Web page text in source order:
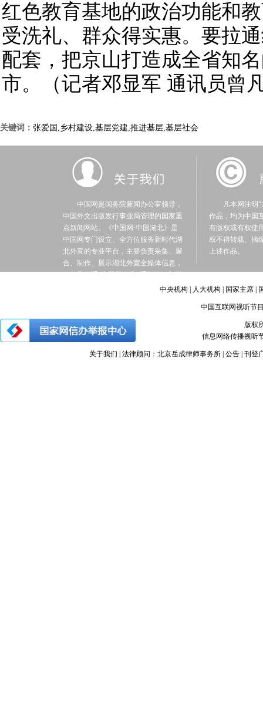
红色教育基地的政治功能和
受洗礼、群众得实惠。要拉
配套，把京山打造成全省知
市。（记者邓显军 通讯员曾
关键词： 张爱国,乡村建设,基层党建,推进基层,基层社会